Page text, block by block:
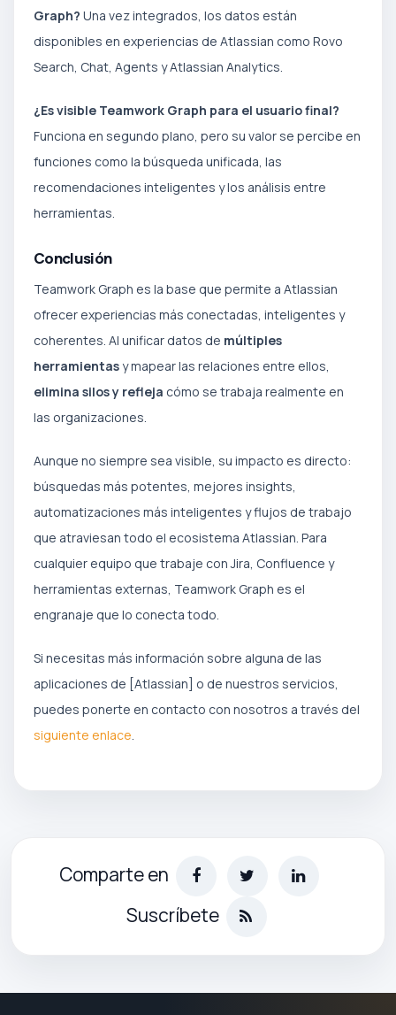
Graph? Una vez integrados, los datos están
disponibles en experiencias de Atlassian como Rovo
Search, Chat, Agents y Atlassian Analytics.
¿Es visible Teamwork Graph para el usuario final?
Funciona en segundo plano, pero su valor se percibe en
funciones como la búsqueda unificada, las
recomendaciones inteligentes y los análisis entre
herramientas.
Conclusión
Teamwork Graph es la base que permite a Atlassian
ofrecer experiencias más conectadas, inteligentes y
coherentes. Al unificar datos de múltiples
herramientas y mapear las relaciones entre ellos,
elimina silos y refleja cómo se trabaja realmente en
las organizaciones.
Aunque no siempre sea visible, su impacto es directo:
búsquedas más potentes, mejores insights,
automatizaciones más inteligentes y flujos de trabajo
que atraviesan todo el ecosistema Atlassian. Para
cualquier equipo que trabaje con Jira, Confluence y
herramientas externas, Teamwork Graph es el
engranaje que lo conecta todo.
Si necesitas más información sobre alguna de las
aplicaciones de [Atlassian] o de nuestros servicios,
puedes ponerte en contacto con nosotros a través del
siguiente enlace.
Comparte en
Suscríbete